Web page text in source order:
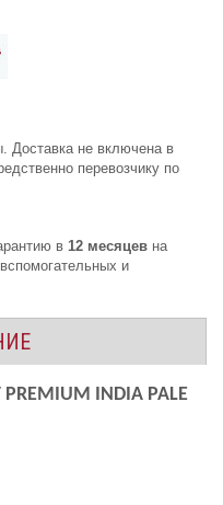
Доставка не включена в
перевозчику по
в 12 месяцев на
и
INDIA PALE